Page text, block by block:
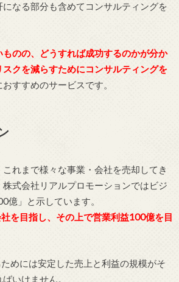
なる部分も含めてコンサルティングを
ものの、どうすれば成功するのかが分か
クを減らすためにコンサルティングを
すすめのサービスです。
れまで様々な事業・会社を売却してき
式会社リアルプロモーションではビジ
億」と示しています。
を目指し、その上で営業利益100億を目
めには安定した売上と利益の規模がそ
いけません。